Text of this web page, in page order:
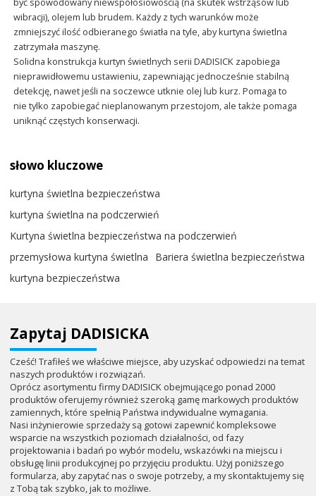
wibracji), olejem lub brudem. Każdy z tych warunków może
zmniejszyć ilość odbieranego światła na tyle, aby kurtyna świetlna
zatrzymała maszynę.
Solidna konstrukcja kurtyn świetlnych serii DADISICK zapobiega
nieprawidłowemu ustawieniu, zapewniając jednocześnie stabilną
detekcję, nawet jeśli na soczewce utknie olej lub kurz. Pomaga to
nie tylko zapobiegać nieplanowanym przestojom, ale także pomaga
uniknąć częstych konserwacji.
słowo kluczowe
kurtyna świetlna bezpieczeństwa
kurtyna świetlna na podczerwień
Kurtyna świetlna bezpieczeństwa na podczerwień
przemysłowa kurtyna świetlna
Bariera świetlna bezpieczeństwa
kurtyna bezpieczeństwa
Zapytaj DADISICKA
Cześć! Trafiłeś we właściwe miejsce, aby uzyskać odpowiedzi na temat
naszych produktów i rozwiązań.
Oprócz asortymentu firmy DADISICK obejmującego ponad 2000
produktów oferujemy również szeroką gamę markowych produktów
zamiennych, które spełnią Państwa indywidualne wymagania.
Nasi inżynierowie sprzedaży są gotowi zapewnić kompleksowe
wsparcie na wszystkich poziomach działalności, od fazy
projektowania i badań po wybór modelu, wskazówki na miejscu i
obsługę linii produkcyjnej po przyjęciu produktu. Użyj poniższego
formularza, aby zapytać nas o swoje potrzeby, a my skontaktujemy się
z Tobą tak szybko, jak to możliwe.